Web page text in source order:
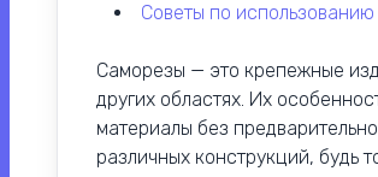
советы по
Саморезы — это крепежные
других областях. Их
материалы без
различных конструкций, будь